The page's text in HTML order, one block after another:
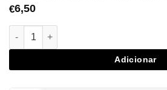
€6,50
Quantidade de Vegetarian Caps - Size 1
Adicionar